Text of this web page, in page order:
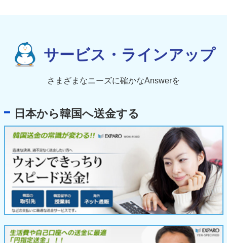
サービス・ラインアップ
さまざまなニーズに確かなAnswerを
日本から韓国へ送金する